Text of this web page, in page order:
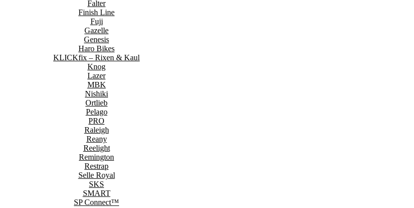
Falter
Finish Line
Fuji
Gazelle
Genesis
Haro Bikes
KLICKfix – Rixen & Kaul
Knog
Lazer
MBK
Nishiki
Ortlieb
Pelago
PRO
Raleigh
Reany
Reelight
Remington
Restrap
Selle Royal
SKS
SMART
SP Connect™